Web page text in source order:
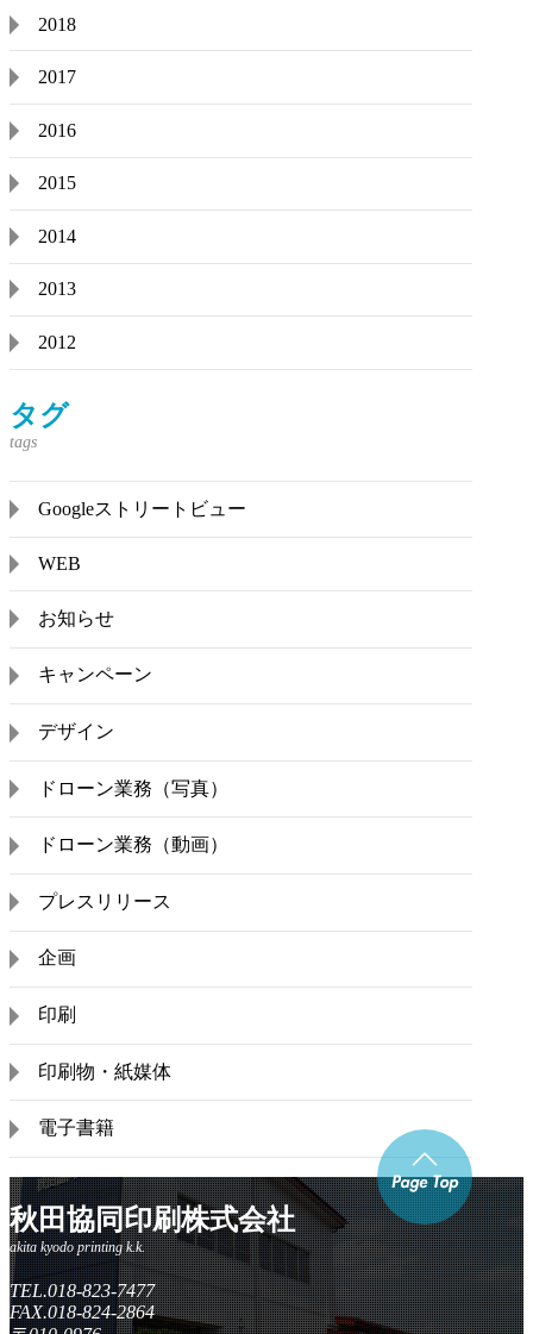
2018
2017
2016
2015
2014
2013
2012
タグ
Googleストリートビュー
WEB
お知らせ
キャンペーン
デザイン
ドローン業務（写真）
ドローン業務（動画）
プレスリリース
企画
印刷
印刷物・紙媒体
電子書籍
秋田協同印刷株式会社
TEL.018-823-7477
FAX.018-824-2864